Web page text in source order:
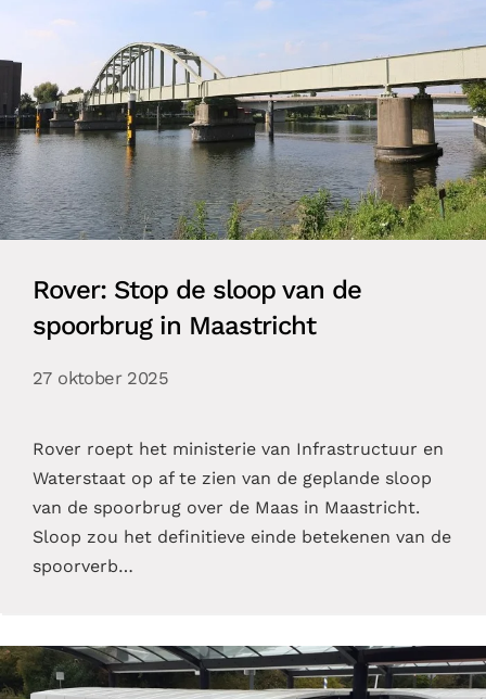
Rover: Stop de sloop van de
spoorbrug in Maastricht
27 oktober 2025
Rover roept het ministerie van Infrastructuur en
Waterstaat op af te zien van de geplande sloop
van de spoorbrug over de Maas in Maastricht.
Sloop zou het definitieve einde betekenen van de
spoorverb…